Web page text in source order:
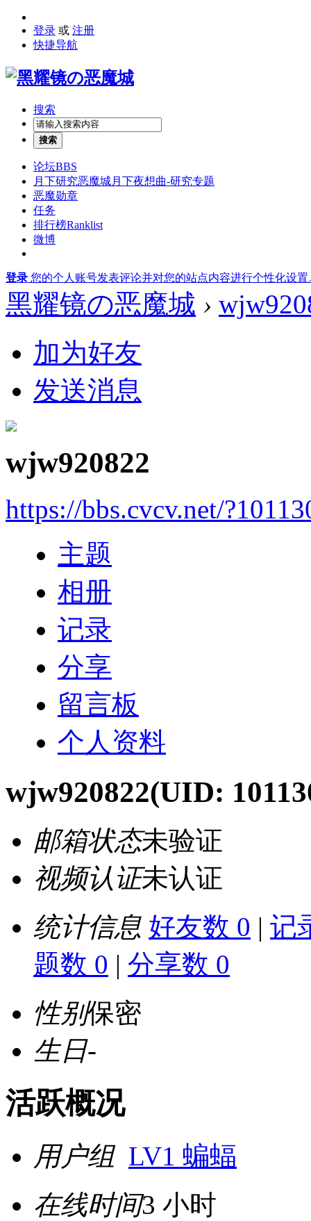
登录 或 注册
快捷导航
搜索
搜索
论坛BBS
月下研究恶魔城月下夜想曲-研究专题
恶魔勋章
任务
排行榜Ranklist
微博
登录 您的个人账号发表评论并对您的站点内容进行个性化设置
黑耀镜の恶魔城 ›
加为好友
发送消息
wjw920822
https://bbs.cvcv.net/
主题
相册
记录
分享
留言板
个人资料
wjw920822(UID:
邮箱状态未验证
视频认证未认证
统计信息 好友数 0 | 记
题数 0 | 分享数 0
性别保密
生日-
活跃概况
用户组 LV1 蝙蝠
在线时间3 小时